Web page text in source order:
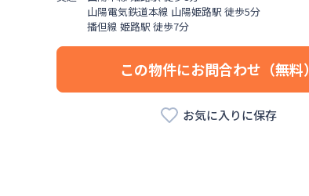
山陽電気鉄道本線 山陽姫路駅 徒歩5分
播但線 姫路駅 徒歩7分
この物件にお問合わせ（無料）
お気に入りに保存